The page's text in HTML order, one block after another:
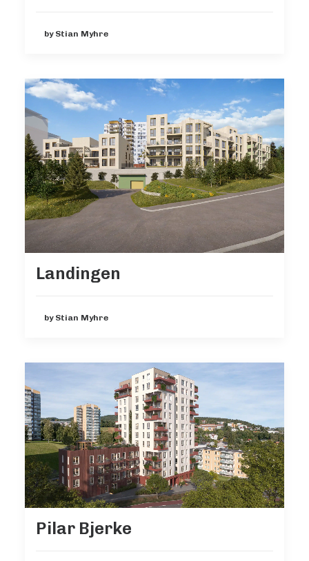
by Stian Myhre
Landingen
by Stian Myhre
Pilar Bjerke